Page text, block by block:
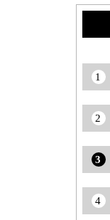
1
2
3
4